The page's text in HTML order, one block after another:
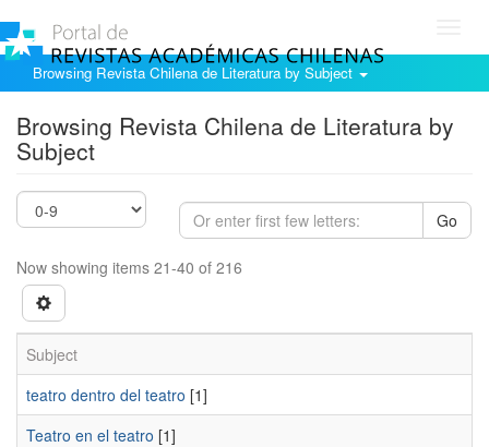
Browsing Revista Chilena de Literatura by Subject
Browsing Revista Chilena de Literatura by
Subject
Go
Now showing items 21-40 of 216
Subject
teatro dentro del teatro [1]
Teatro en el teatro [1]